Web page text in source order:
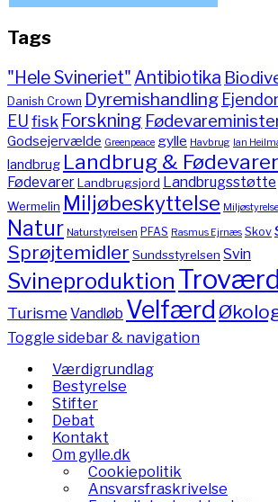
Tags
"Hele Svineriet" Antibiotika
Danish Crown Dyremishandling
EUfisk Forskning
Godsejervælde Greenpeace gylle Havbrug Ian
landbrug Landbrug & Fødevarer
FødevarerLandbrugsjord Landbrugsstøtte
Wermelin Miljøbeskyttelse
Natur Naturstyrelsen PFAS Rasmus Ejrnæs Skov
Sprøjtemidler Sundsstyrelsen Svin
Svineproduktion
TurismeVandløb Velfærd
Toggle sidebar & navigation
Værdigrundlag
Bestyrelse
Stifter
Debat
Kontakt
Om gylle.dk
Cookiepolitik
Ansvarsfraskrivelse